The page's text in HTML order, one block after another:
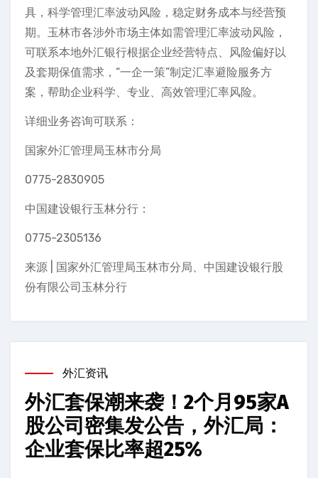
具，科学管理汇率波动风险，稳定财务成本与经营预
期。玉林市各涉外市场主体如需管理汇率波动风险，
可联系本地外汇银行根据企业经营特点、风险偏好以
及套期保值需求，“一企一策”制定汇率避险服务方
案，帮助企业科学、专业、高效管理汇率风险。
详细业务咨询可联系：
国家外汇管理局玉林市分局
0775-2830905
中国建设银行玉林分行：
0775-2305136
来源 | 国家外汇管理局玉林市分局、中国建设银行股
份有限公司玉林分行
外汇资讯
外汇套保潮来袭！2个月95家A
股公司密集发公告，外汇局：
企业套保比率超25%